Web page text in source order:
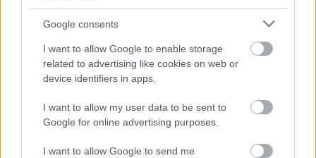
Google consents
I want to allow Google to enable storage
related to advertising like cookies on web or
device identifiers in apps.
I want to allow my user data to be sent to
Google for online advertising purposes.
I want to allow Google to send me